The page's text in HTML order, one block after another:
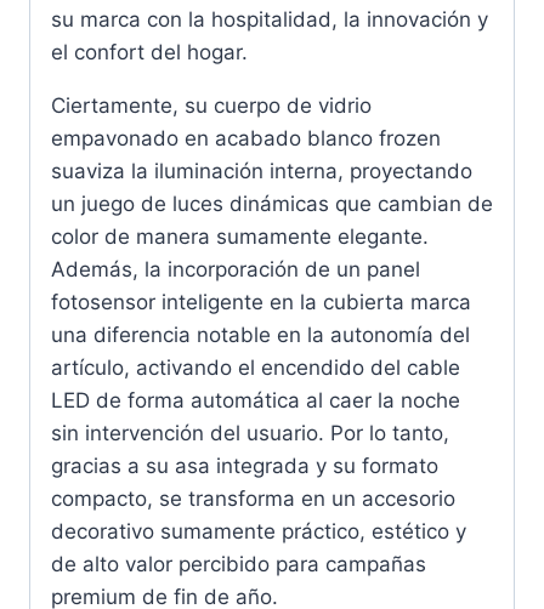
su marca con la hospitalidad, la innovación y
el confort del hogar.
Ciertamente, su cuerpo de vidrio
empavonado en acabado blanco frozen
suaviza la iluminación interna, proyectando
un juego de luces dinámicas que cambian de
color de manera sumamente elegante.
Además, la incorporación de un panel
fotosensor inteligente en la cubierta marca
una diferencia notable en la autonomía del
artículo, activando el encendido del cable
LED de forma automática al caer la noche
sin intervención del usuario. Por lo tanto,
gracias a su asa integrada y su formato
compacto, se transforma en un accesorio
decorativo sumamente práctico, estético y
de alto valor percibido para campañas
premium de fin de año.